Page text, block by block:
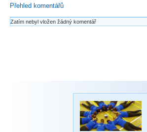
Přehled komentářů
Zatím nebyl vložen žádný komentář